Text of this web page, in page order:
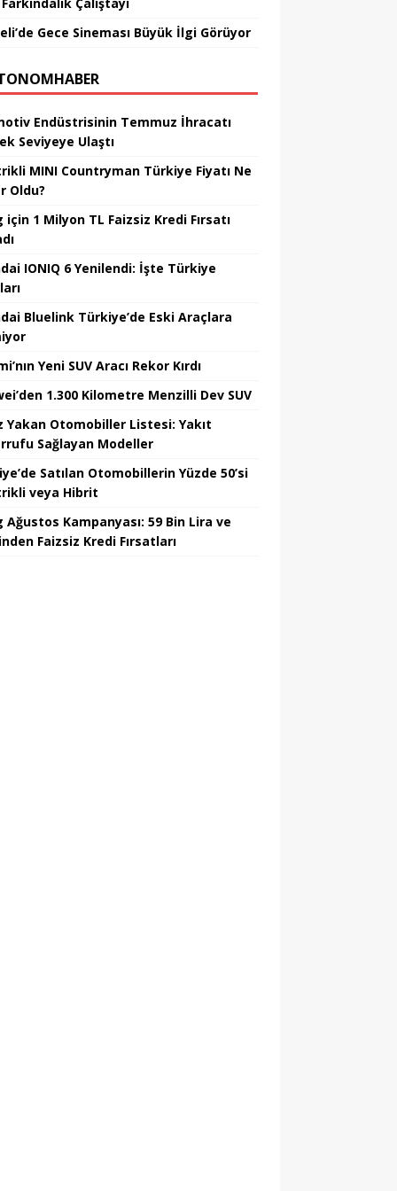
Gece Sineması Büyük İlgi Görüyor
Endüstrisinin Temmuz İhracatı
Seviyeye Ulaştı
MINI Countryman Türkiye Fiyatı Ne
Oldu?
için 1 Milyon TL Faizsiz Kredi Fırsatı
IONIQ 6 Yenilendi: İşte Türkiye
Bluelink Türkiye’de Eski Araçlara
Yeni SUV Aracı Rekor Kırdı
1.300 Kilometre Menzilli Dev SUV
Yakan Otomobiller Listesi: Yakıt
Sağlayan Modeller
Satılan Otomobillerin Yüzde 50’si
veya Hibrit
Ağustos Kampanyası: 59 Bin Lira ve
Faizsiz Kredi Fırsatları